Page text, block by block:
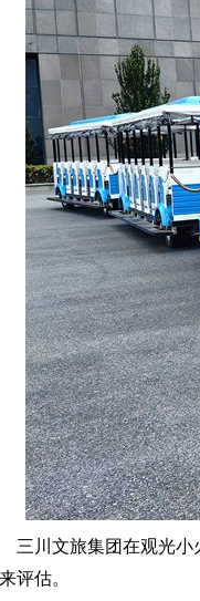
三川文旅集团在观光
来评估。